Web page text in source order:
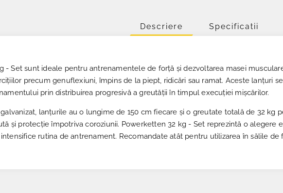
Descriere Specificatii
- Set sunt ideale pentru antrenamentele de forță și dezvoltarea masei
precum genuflexiuni, împins de la piept, ridicări sau ramat. Aceste lanțuri
prin distribuirea progresivă a greutății în timpul execuției mișcărilor.
lanțurile au o lungime de 150 cm fiecare și o greutate totală de 32 kg
și protecție împotriva coroziunii. Powerketten 32 kg - Set reprezintă o alegere
intensifice rutina de antrenament. Recomandate atât pentru utilizarea în sălile